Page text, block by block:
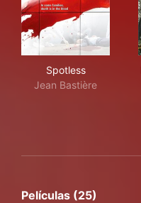
Spotless
Jean Bastière
Películas (25)